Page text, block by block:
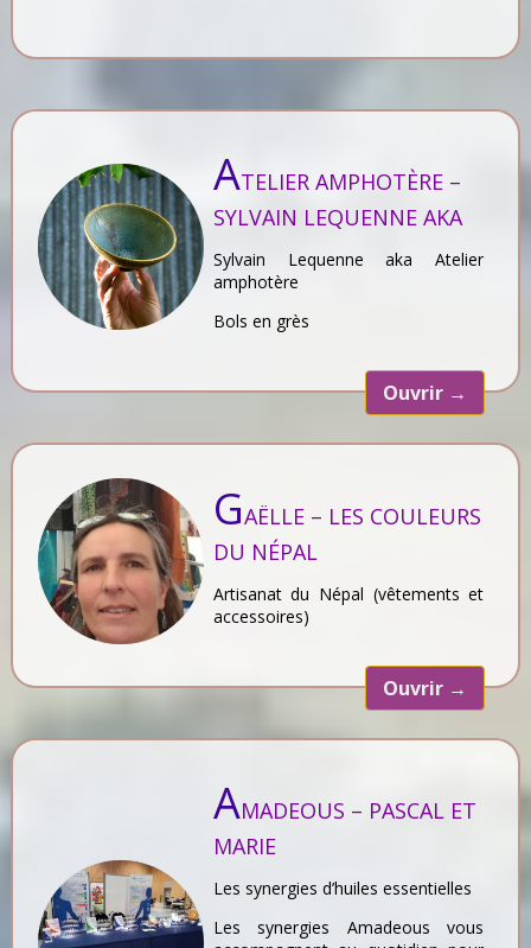
ATELIER AMPHOTÈRE –
SYLVAIN LEQUENNE AKA
Sylvain Lequenne aka Atelier
amphotère
Bols en grès
Ouvrir →
GAËLLE – LES COULEURS
DU NÉPAL
Artisanat du Népal (vêtements et
accessoires)
Ouvrir →
AMADEOUS – PASCAL ET
MARIE
Les synergies d’huiles essentielles
Les synergies Amadeous vous